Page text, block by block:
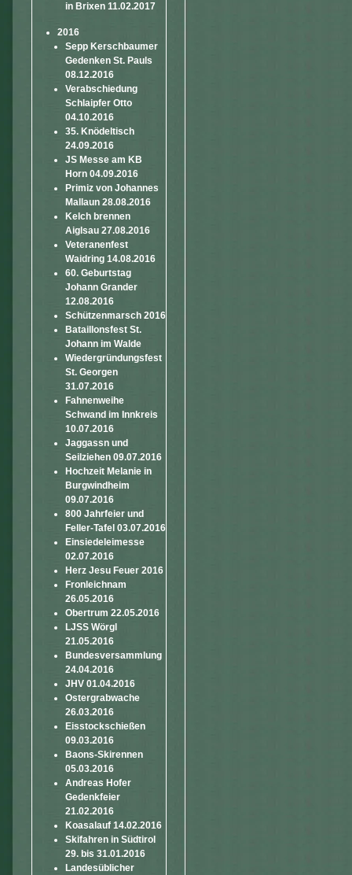
in Brixen 11.02.2017
2016
Sepp Kerschbaumer
Gedenken St. Pauls
08.12.2016
Verabschiedung
Schlaipfer Otto
04.10.2016
35. Knödeltisch
24.09.2016
JS Messe am KB
Horn 04.09.2016
Primiz von Johannes
Mallaun 28.08.2016
Kelch brennen
Aiglsau 27.08.2016
Veteranenfest
Waidring 14.08.2016
60. Geburtstag
Johann Grander
12.08.2016
Schützenmarsch 2016
Bataillonsfest St.
Johann im Walde
Wiedergründungsfest
St. Georgen
31.07.2016
Fahnenweihe
Schwand im Innkreis
10.07.2016
Jaggassn und
Seilziehen 09.07.2016
Hochzeit Melanie in
Burgwindheim
09.07.2016
800 Jahrfeier und
Feller-Tafel 03.07.2016
Einsiedeleimesse
02.07.2016
Herz Jesu Feuer 2016
Fronleichnam
26.05.2016
Obertrum 22.05.2016
LJSS Wörgl
21.05.2016
Bundesversammlung
24.04.2016
JHV 01.04.2016
Ostergrabwache
26.03.2016
Eisstockschießen
09.03.2016
Baons-Skirennen
05.03.2016
Andreas Hofer
Gedenkfeier
21.02.2016
Koasalauf 14.02.2016
Skifahren in Südtirol
29. bis 31.01.2016
Landesüblicher